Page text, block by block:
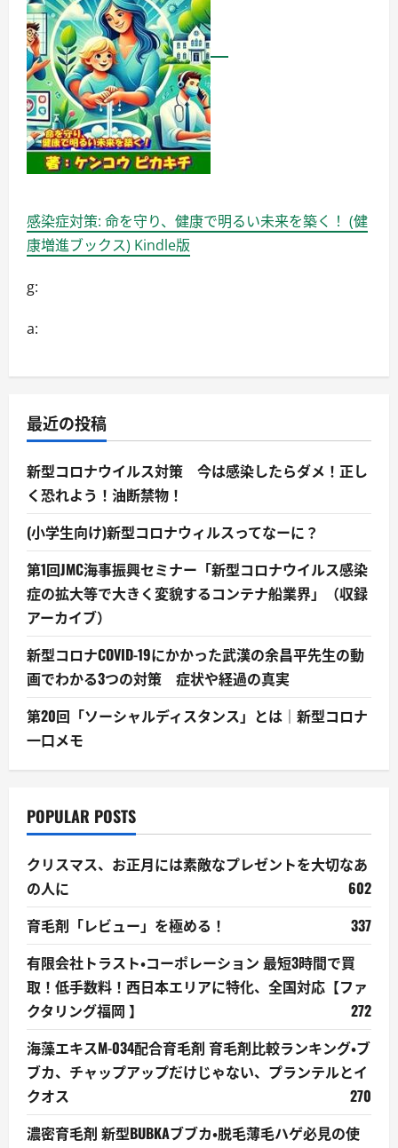
デ
ザ
イ
ナ
ー
マ
ス
タ
ー
講
座』
に
つ
い
し
く
読
む
感染症対策: 命を守り、健康で明るい未来を築く！ (健
康増進ブックス) Kindle版
g:
a:
最近の投稿
新型コロナウイルス対策 今は感染したらダメ！正し
く恐れよう！油断禁物！
(小学生向け)新型コロナウィルスってなーに？
第1回JMC海事振興セミナー「新型コロナウイルス感染
症の拡大等で大きく変貌するコンテナ船業界」（収録
アーカイブ）
新型コロナCOVID-19にかかった武漢の余昌平先生の動
画でわかる3つの対策 症状や経過の真実
第20回「ソーシャルディスタンス」とは｜新型コロナ
一口メモ
POPULAR POSTS
クリスマス、お正月には素敵なプレゼントを大切なあ
の人に
602
育毛剤「レビュー」を極める！
337
有限会社トラスト・コーポレーション 最短3時間で買
取！低手数料！西日本エリアに特化、全国対応【ファ
クタリング福岡 】
272
海藻エキスM-034配合育毛剤 育毛剤比較ランキング・ブ
ブカ、チャップアップだけじゃない、プランテルとイ
クオス
270
濃密育毛剤 新型BUBKAブブカ・脱毛薄毛ハゲ必見の使